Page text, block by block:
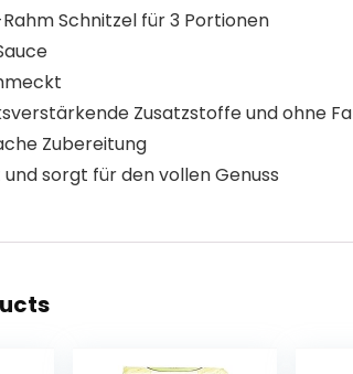
Schnitzel für 3 Portionen
Zusatzstoffe und ohne
Zubereitung
sorgt für den vollen Genuss